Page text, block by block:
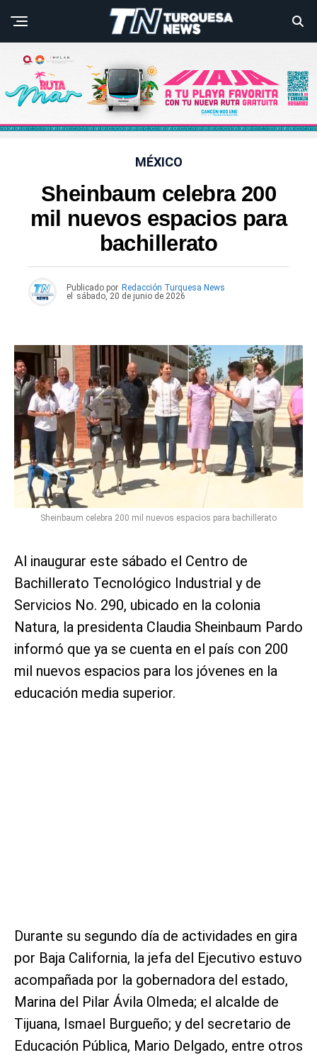
MÉXICO
Sheinbaum celebra 200
mil nuevos espacios para
bachillerato
Publicado por Redacción Turquesa News
el
sábado, 20 de junio de 2026
Sheinbaum celebra 200 mil nuevos espacios para bachillerato
Al inaugurar este sábado el Centro de
Bachillerato Tecnológico Industrial y de
Servicios No. 290, ubicado en la colonia
Natura, la presidenta Claudia Sheinbaum Pardo
informó que ya se cuenta en el país con 200
mil nuevos espacios para los jóvenes en la
educación media superior.
Durante su segundo día de actividades en gira
por Baja California, la jefa del Ejecutivo estuvo
acompañada por la gobernadora del estado,
Marina del Pilar Ávila Olmeda; el alcalde de
Tijuana, Ismael Burgueño; y del secretario de
Educación Pública, Mario Delgado, entre otros